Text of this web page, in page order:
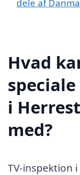
dele af
Hvad
i
med?
TV-inspektion